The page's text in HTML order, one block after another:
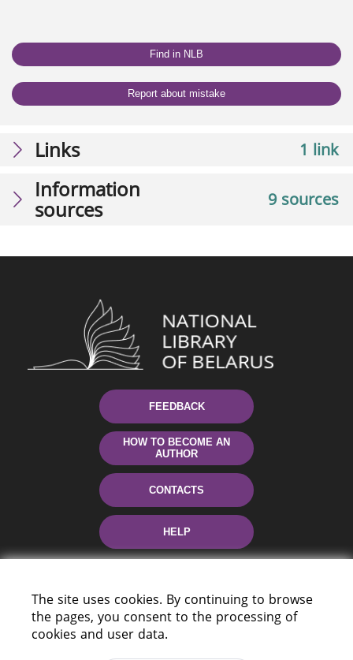
Find in NLB
Report about mistake
1 link
Links
9 sources
Information
sources
FEEDBACK
HOW TO BECOME AN
AUTHOR
CONTACTS
HELP
The site uses cookies. By continuing to browse
the pages, you consent to the processing of
cookies and user data.